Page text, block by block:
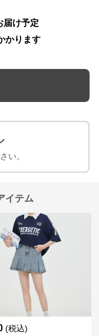
届け予定
かります
い。
イテム
(税込)